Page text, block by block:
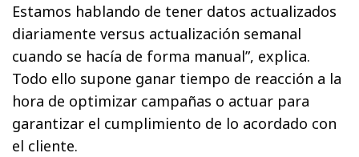
Estamos hablando de tener datos actualizados
diariamente versus actualización semanal
cuando se hacía de forma manual”, explica.
Todo ello supone ganar tiempo de reacción a la
hora de optimizar campañas o actuar para
garantizar el cumplimiento de lo acordado con
el cliente.